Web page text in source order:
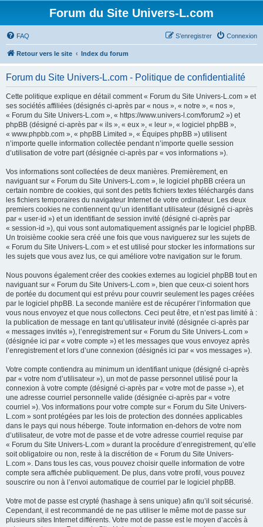
Forum du Site Univers-L.com
FAQ Connexion
S’enregistrer
Retour vers le site Index du forum
Forum du Site Univers-L.com - Politique de confidentialité
Cette politique explique en détail comment « Forum du Site Univers-L.com » et
ses sociétés affiliées (désignés ci-après par « nous », « notre », « nos »,
« Forum du Site Univers-L.com », « https://www.univers-l.com/forum2 ») et
phpBB (désigné ci-après par « ils », « eux », « leur », « logiciel phpBB »,
« www.phpbb.com », « phpBB Limited », « Équipes phpBB ») utilisent
n’importe quelle information collectée pendant n’importe quelle session
d’utilisation de votre part (désignée ci-après par « vos informations »).
Vos informations sont collectées de deux manières. Premièrement, en
naviguant sur « Forum du Site Univers-L.com », le logiciel phpBB créera un
certain nombre de cookies, qui sont des petits fichiers textes téléchargés dans
les fichiers temporaires du navigateur Internet de votre ordinateur. Les deux
premiers cookies ne contiennent qu’un identifiant utilisateur (désigné ci-après
par « user-id ») et un identifiant de session invité (désigné ci-après par
« session-id »), qui vous sont automatiquement assignés par le logiciel phpBB.
Un troisième cookie sera créé une fois que vous naviguerez sur les sujets de
« Forum du Site Univers-L.com » et est utilisé pour stocker les informations sur
les sujets que vous avez lus, ce qui améliore votre navigation sur le forum.
Nous pouvons également créer des cookies externes au logiciel phpBB tout en
naviguant sur « Forum du Site Univers-L.com », bien que ceux-ci soient hors
de portée du document qui est prévu pour couvrir seulement les pages créées
par le logiciel phpBB. La seconde manière est de récupérer l’information que
vous nous envoyez et que nous collectons. Ceci peut être, et n’est pas limité à :
la publication de message en tant qu’utilisateur invité (désignée ci-après par
« messages invités »), l’enregistrement sur « Forum du Site Univers-L.com »
(désignée ici par « votre compte ») et les messages que vous envoyez après
l’enregistrement et lors d’une connexion (désignés ici par « vos messages »).
Votre compte contiendra au minimum un identifiant unique (désigné ci-après
par « votre nom d’utilisateur »), un mot de passe personnel utilisé pour la
connexion à votre compte (désigné ci-après par « votre mot de passe »), et
une adresse courriel personnelle valide (désignée ci-après par « votre
courriel »). Vos informations pour votre compte sur « Forum du Site Univers-
L.com » sont protégées par les lois de protection des données applicables
dans le pays qui nous héberge. Toute information en-dehors de votre nom
d’utilisateur, de votre mot de passe et de votre adresse courriel requise par
« Forum du Site Univers-L.com » durant la procédure d’enregistrement, qu’elle
soit obligatoire ou non, reste à la discrétion de « Forum du Site Univers-
L.com ». Dans tous les cas, vous pouvez choisir quelle information de votre
compte sera affichée publiquement. De plus, dans votre profil, vous pouvez
souscrire ou non à l’envoi automatique de courriel par le logiciel phpBB.
Votre mot de passe est crypté (hashage à sens unique) afin qu’il soit sécurisé.
Cependant, il est recommandé de ne pas utiliser le même mot de passe sur
plusieurs sites Internet différents. Votre mot de passe est le moyen d’accès à